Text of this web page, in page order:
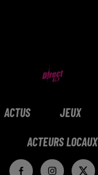
ACTUS JEUX
ACTEURS LOCAUX